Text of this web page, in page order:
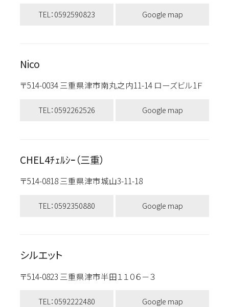
TEL：0592590823 Google map
Nico
〒514-0034 三重県津市南丸之内11-14 ローズビル1Ｆ
TEL：0592262526 Google map
CHEL4ﾁｪﾙｼｰ（三重）
〒514-0818 三重県津市城山3-11-18
TEL：0592350880 Google map
シルエット
〒514-0823 三重県津市半田１１０６－３
TEL：0592222480 Google map